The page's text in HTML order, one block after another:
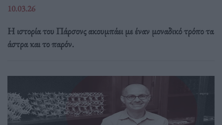
10.03.26
Η ιστορία του Πάρσονς ακουμπάει με έναν μοναδικό τρόπο τα
άστρα και το παρόν.